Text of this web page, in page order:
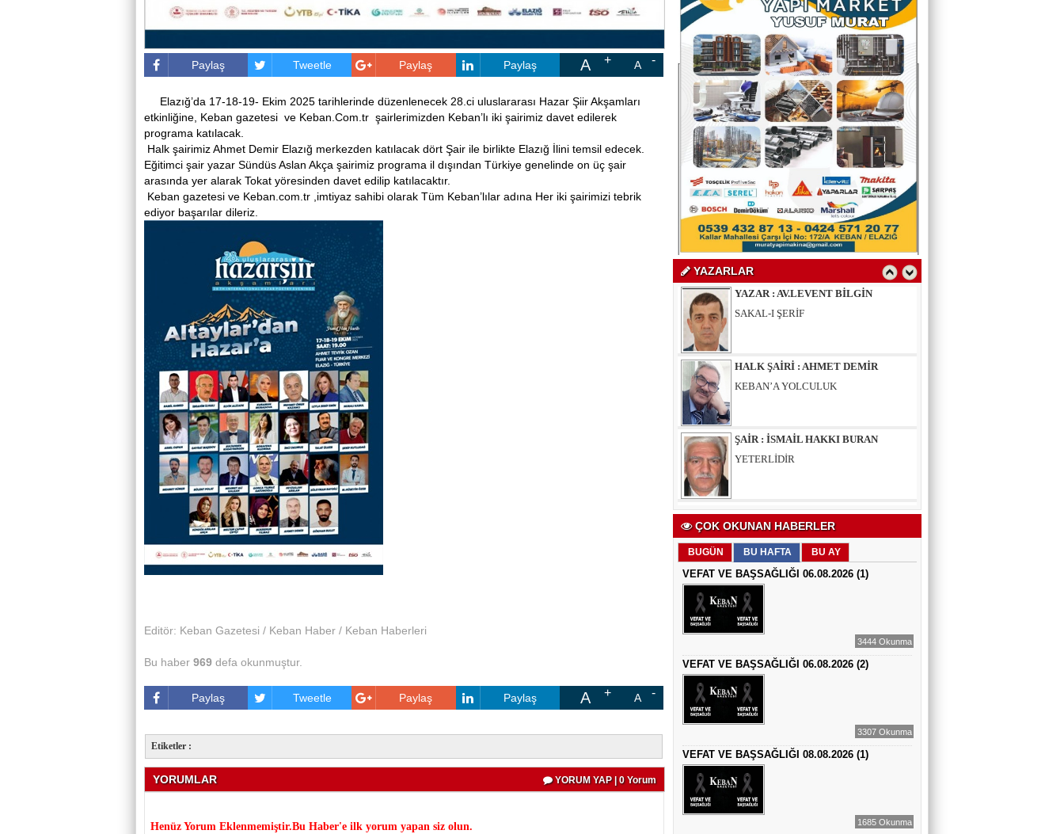
Paylaş Tweetle Paylaş Paylaş A A
Elazığ’da 17-18-19- Ekim 2025 tarihlerinde düzenlenecek 28.ci uluslararası Hazar Şiir Akşamları
etkinliğine, Keban gazetesi ve Keban.Com.tr şairlerimizden Keban’lı iki şairimiz davet edilerek
programa katılacak.
Halk şairimiz Ahmet Demir Elazığ merkezden katılacak dört Şair ile birlikte Elazığ İlini temsil edecek.
Eğitimci şair yazar Sündüs Aslan Akça şairimiz programa il dışından Türkiye genelinde on üç şair
arasında yer alarak Tokat yöresinden davet edilip katılacaktır.
Keban gazetesi ve Keban.com.tr ,imtiyaz sahibi olarak Tüm Keban’lılar adına Her iki şairimizi tebrik
ediyor başarılar dileriz.
Editör: Keban Gazetesi / Keban Haber / Keban Haberleri
Bu haber 969 defa okunmuştur.
Paylaş Tweetle Paylaş Paylaş A A
Etiketler :
YORUMLAR YORUM YAP | 0 Yorum
Henüz Yorum Eklenmemiştir.Bu Haber'e ilk yorum yapan siz olun.
YAZARLAR
YAZAR : CEM BAYINDIR
BEDRETTİN CÖMERT (1940-1978)
ÜZERİNE
YAZAR : ALİ OĞUZ
“BEN YUNUSUM OKYANUSLARDAN
GELİYORUM”
YAZAR : SELAHATTİN YALÇINER
YAZAR : AV.LEVENT BİLGİN
SAKAL-I ŞERİF
HALK ŞAİRİ : AHMET DEMİR
KEBAN’A YOLCULUK
ŞAİR : İSMAİL HAKKI BURAN
YETERLİDİR
EĞİTİMCİ - ŞAİR : MUSTAFA ERGAN
KADIN VAR
EĞİTİMCİ - ŞAİR : FEVZİ ÖZDEMİR
EDEP
ŞAİR : SELAMİ DOLU
ŞİİRLERİN HER SATIRINDA SEN VARSIN
EĞİTİMCİ - YAZAR : MEHMET
YILMAZ
HIZIR VE İLYAS: UMUDUN, BEREKETİN
VE YENİDEN DOĞUŞUN BULUŞMASI
EĞİTİMCİ - ŞAİR - YAZAR : SÜNDÜS
ARSLAN AKÇA
SUÇ SAMUR KÜRK OLSA
AZERBAYCANLI GAZETECİ-YAZAR
ÇOK OKUNAN HABERLER
BUGÜN BU HAFTA BU AY
VEFAT VE BAŞSAĞLIĞI 06.08.2026 (1)
3444 Okunma
VEFAT VE BAŞSAĞLIĞI 06.08.2026 (2)
3307 Okunma
VEFAT VE BAŞSAĞLIĞI 08.08.2026 (1)
1685 Okunma